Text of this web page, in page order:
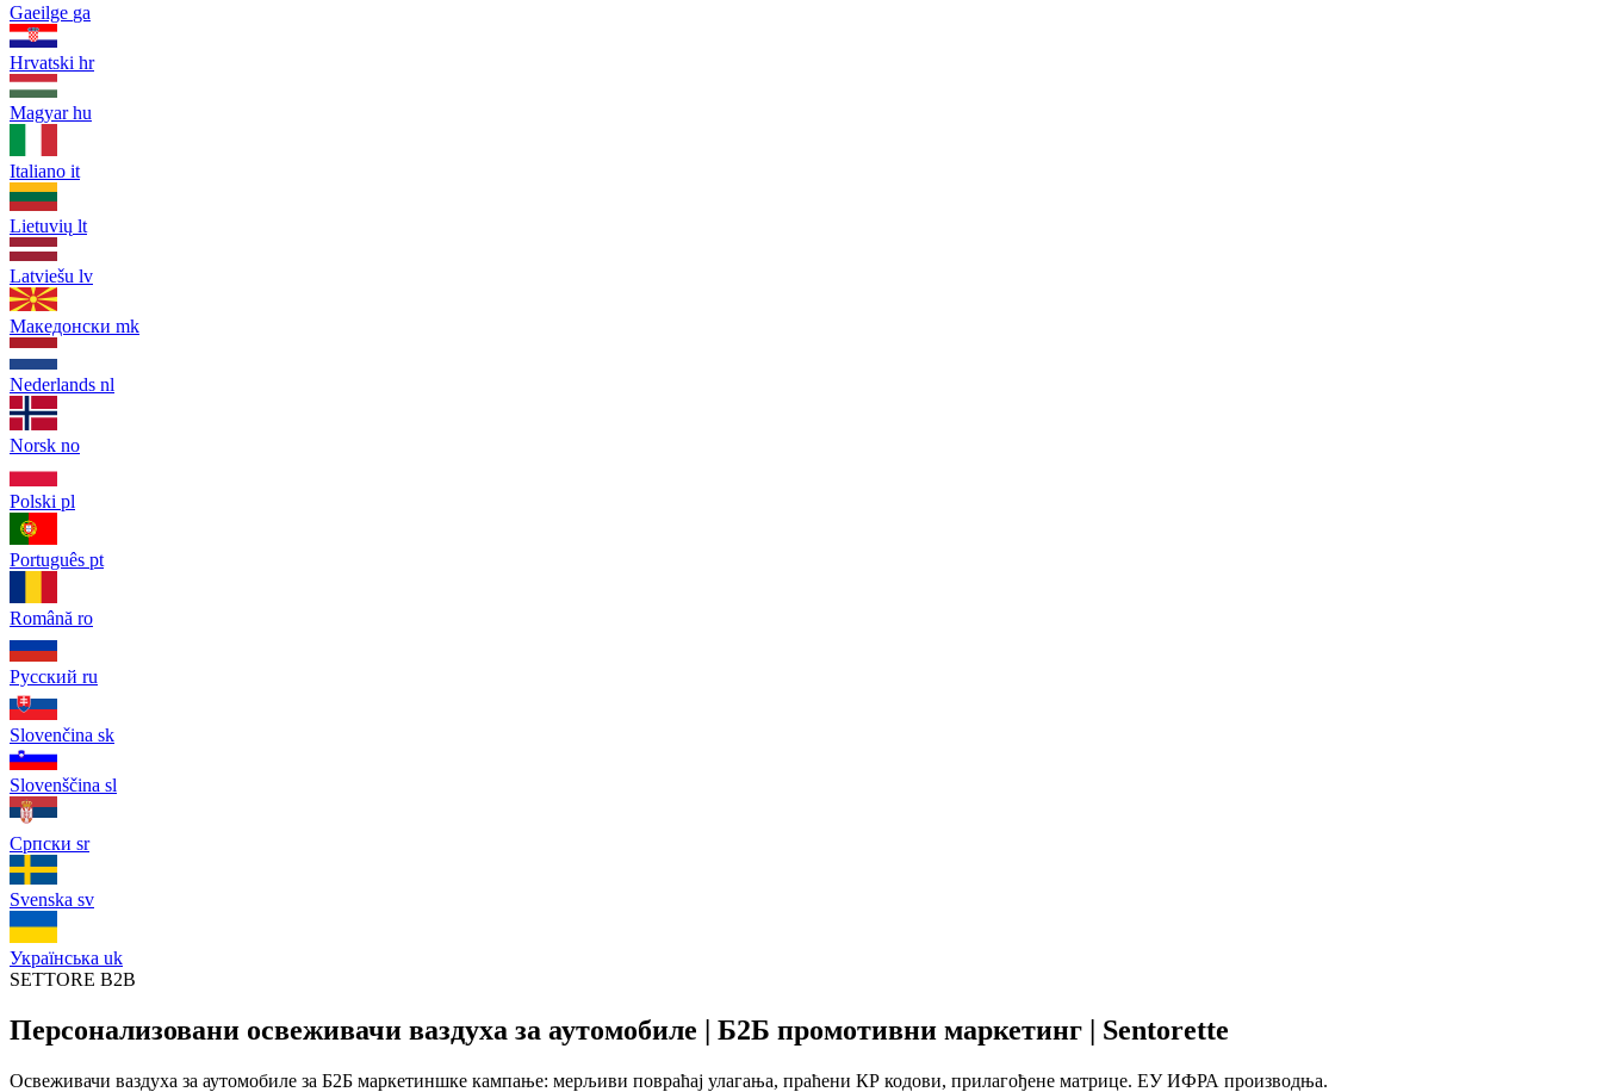
Gaeilge ga
Hrvatski hr
Magyar hu
Italiano it
Lietuvių lt
Latviešu lv
Македонски mk
Nederlands nl
Norsk no
Polski pl
Português pt
Română ro
Русский ru
Slovenčina sk
Slovenščina sl
Српски sr
Svenska sv
Українська uk
SETTORE B2B
Персонализовани освеживачи ваздуха за аутомобиле | Б2Б промотивни маркетинг | Sentorette
Освеживачи ваздуха за аутомобиле за Б2Б маркетиншке кампање: мерљиви повраћај улагања, праћени КР кодови, прилагођене матрице. ЕУ ИФРА производња.